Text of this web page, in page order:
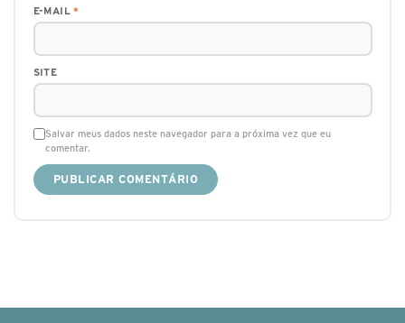
E-MAIL*
SITE
Salvar meus dados neste navegador para a próxima vez que eu
comentar.